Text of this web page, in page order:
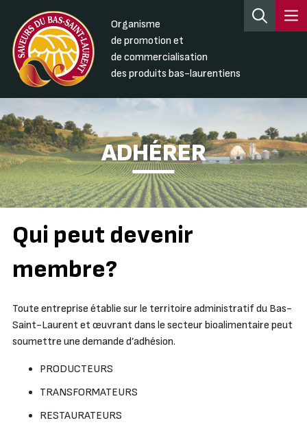
Organisme
de promotion et
de commercialisation
des produits bas-laurentiens
ADHÉRER
Qui peut devenir
membre?
Toute entreprise établie sur le territoire administratif du Bas-
Saint-Laurent et œuvrant dans le secteur bioalimentaire peut
soumettre une demande d’adhésion.
PRODUCTEURS
TRANSFORMATEURS
RESTAURATEURS